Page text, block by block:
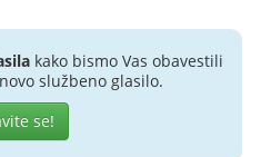
kako bismo Vas obavestili
službeno glasilo.
se!